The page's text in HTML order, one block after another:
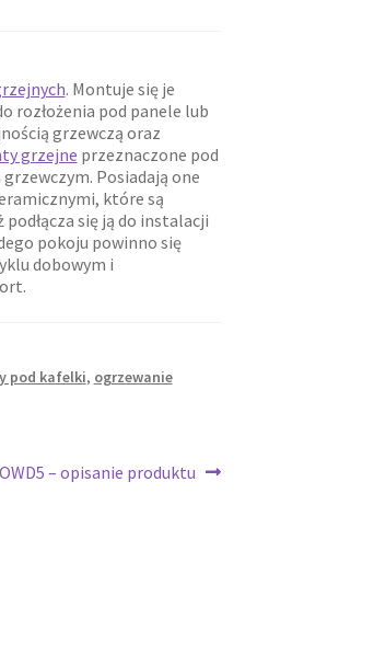
. Montuje się je
rozłożenia pod panele lub
grzewczą oraz
grzejne przeznaczone pod
Posiadają one
które są
się ją do instalacji
pokoju powinno się
dobowym i
pod kafelki, ogrzewanie
– opisanie produktu